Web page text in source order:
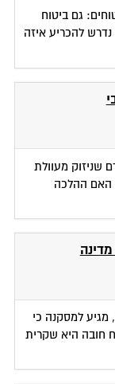
גם ביטוח
להכריע איזה
שניזוק מעוולת
האם ההלכה
למסקנה כי
חובה היא שקרית